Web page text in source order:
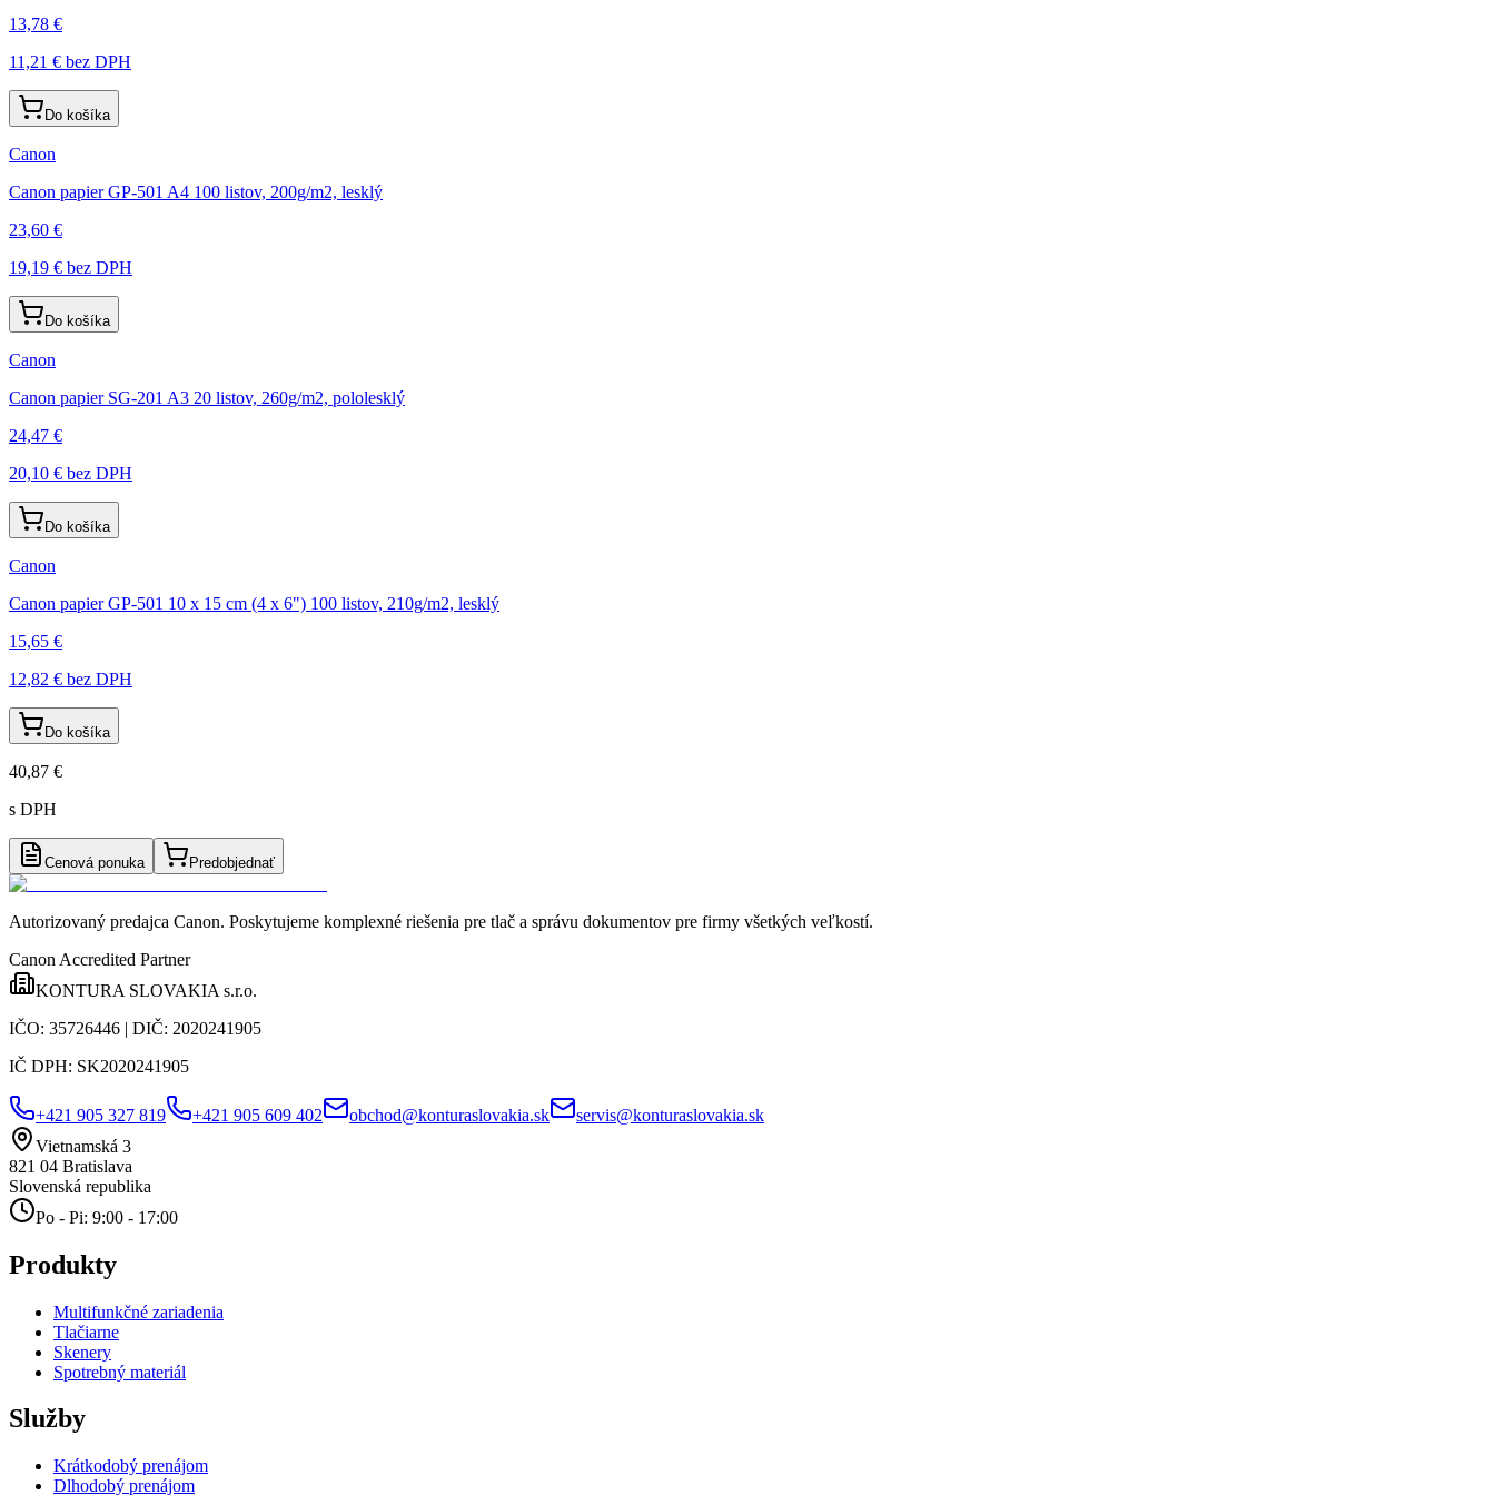
13,78 €
11,21 € bez DPH
Do košíka
Canon
Canon papier GP-501 A4 100 listov, 200g/m2, lesklý
23,60 €
19,19 € bez DPH
Do košíka
Canon
Canon papier SG-201 A3 20 listov, 260g/m2, pololesklý
24,47 €
20,10 € bez DPH
Do košíka
Canon
Canon papier GP-501 10 x 15 cm (4 x 6") 100 listov, 210g/m2, lesklý
15,65 €
12,82 € bez DPH
Do košíka
40,87 €
s DPH
Cenová ponuka Predobjednať
Autorizovaný predajca Canon. Poskytujeme komplexné riešenia pre tlač a správu dokumentov pre firmy všetkých veľkostí.
Canon Accredited Partner
KONTURA SLOVAKIA s.r.o.
IČO: 35726446 | DIČ: 2020241905
IČ DPH: SK2020241905
+421 905 327 819 +421 905 609 402 obchod@konturaslovakia.sk
servis@konturaslovakia.sk
Vietnamská 3
821 04 Bratislava
Slovenská republika
Po - Pi: 9:00 - 17:00
Produkty
Multifunkčné zariadenia
Tlačiarne
Skenery
Spotrebný materiál
Služby
Krátkodobý prenájom
Dlhodobý prenájom